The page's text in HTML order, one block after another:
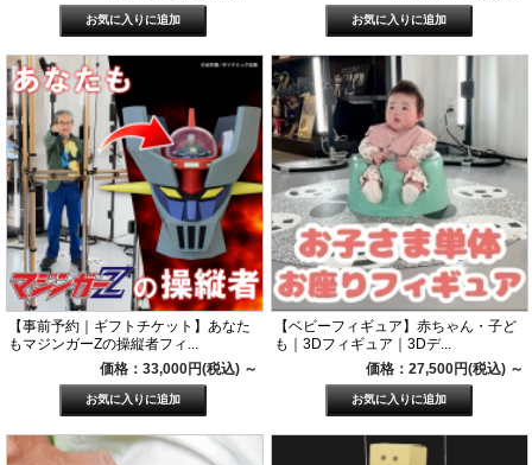
【事前予約｜ギフトチケット】あなた
もマジンガーZの操縦者フィ...
価格：33,000円(税込) ～
【ベビーフィギュア】赤ちゃん・子ど
も｜3Dフィギュア｜3Dデ...
価格：27,500円(税込) ～